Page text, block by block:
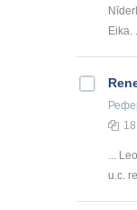
Eika.
18
...
u.c.